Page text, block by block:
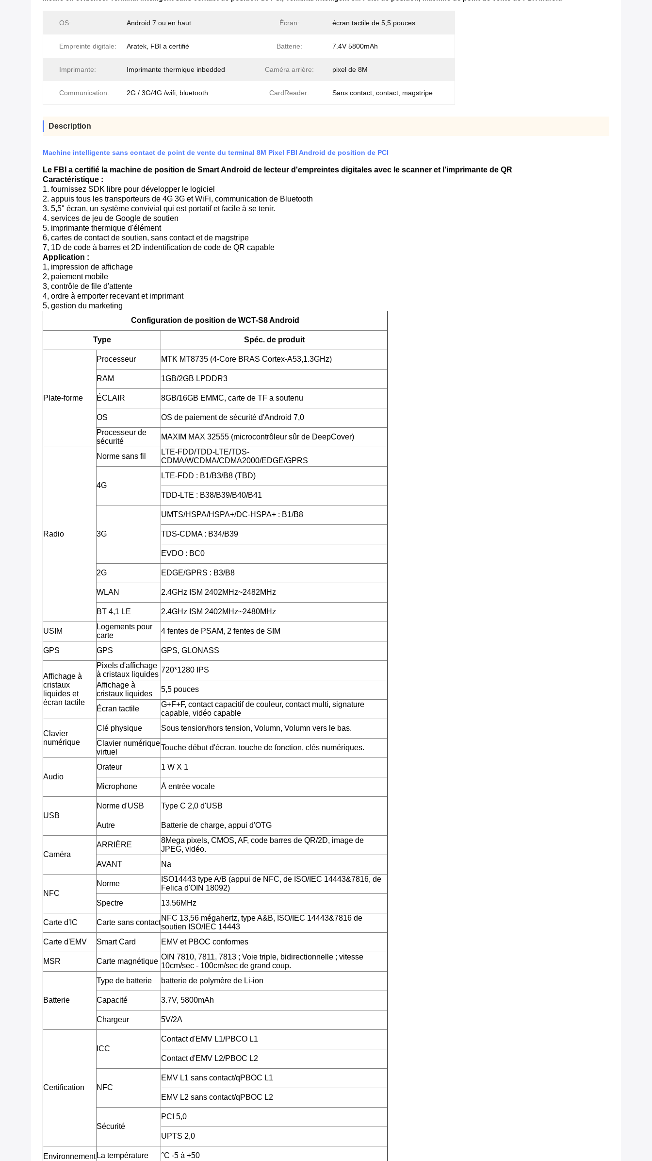
OS: Android 7 ou en haut Écran: écran tactile de 5,5 pouces
Empreinte digitale: Aratek, FBI a certifié Batterie: 7.4V 5800mAh
Imprimante: Imprimante thermique inbedded Caméra arrière: pixel de 8M
Communication: 2G / 3G/4G /wifi, bluetooth CardReader: Sans contact, contact, magstripe
Description
Machine intelligente sans contact de point de vente du terminal 8M Pixel FBI Android de position de PCI
Le FBI a certifié la machine de position de Smart Android de lecteur d'empreintes digitales avec le scanner et l'imprimante de QR
Caractéristique :
1. fournissez SDK libre pour développer le logiciel
2. appuis tous les transporteurs de 4G 3G et WiFi, communication de Bluetooth
3. 5,5" écran, un système convivial qui est portatif et facile à se tenir.
4. services de jeu de Google de soutien
5. imprimante thermique d'élément
6, cartes de contact de soutien, sans contact et de magstripe
7, 1D de code à barres et 2D indentification de code de QR capable
Application :
1, impression de affichage
2, paiement mobile
3, contrôle de file d'attente
4, ordre à emporter recevant et imprimant
5, gestion du marketing
Configuration de position de WCT-S8 Android
Type Spéc. de produit
Plate-forme
Processeur MTK MT8735 (4-Core BRAS Cortex-A53,1.3GHz)
RAM 1GB/2GB LPDDR3
ÉCLAIR 8GB/16GB EMMC, carte de TF a soutenu
OS
OS de paiement de sécurité d'Android 7,0
Processeur de
sécurité
MAXIM MAX 32555 (microcontrôleur sûr de DeepCover)
Radio
Norme sans fil
LTE-FDD/TDD-LTE/TDS-
CDMA/WCDMA/CDMA2000/EDGE/GPRS
4G
LTE-FDD : B1/B3/B8 (TBD)
TDD-LTE : B38/B39/B40/B41
3G
UMTS/HSPA/HSPA+/DC-HSPA+ : B1/B8
TDS-CDMA : B34/B39
EVDO : BC0
2G EDGE/GPRS : B3/B8
WLAN 2.4GHz ISM 2402MHz~2482MHz
BT 4,1 LE 2.4GHz ISM 2402MHz~2480MHz
USIM
Logements pour
carte
4 fentes de PSAM, 2 fentes de SIM
GPS GPS GPS, GLONASS
Affichage à
cristaux
liquides et
écran tactile
Pixels d'affichage
à cristaux liquides
720*1280 IPS
Affichage à
cristaux liquides
5,5 pouces
Écran tactile
G+F+F, contact capacitif de couleur, contact multi, signature
capable, vidéo capable
Clavier
numérique
Clé physique
Sous tension/hors tension, Volumn, Volumn vers le bas.
Clavier numérique
virtuel
Touche début d'écran, touche de fonction, clés numériques.
Audio
Orateur 1 W X 1
Microphone À entrée vocale
USB
Norme d'USB Type C 2,0 d'USB
Autre Batterie de charge, appui d'OTG
Caméra
ARRIÈRE
8Mega pixels, CMOS, AF, code barres de QR/2D, image de
JPEG, vidéo.
AVANT
Na
NFC
Norme
ISO14443 type A/B (appui de NFC, de ISO/IEC 14443&7816, de
Felica d'OIN 18092)
Spectre
13.56MHz
Carte d'IC Carte sans contact
NFC 13,56 mégahertz, type A&B, ISO/IEC 14443&7816 de
soutien ISO/IEC 14443
Carte d'EMV
Smart Card EMV et PBOC conformes
MSR Carte magnétique
OIN 7810, 7811, 7813 ; Voie triple, bidirectionnelle ; vitesse
10cm/sec - 100cm/sec de grand coup.
Batterie
Type de batterie batterie de polymère de Li-ion
Capacité 3.7V, 5800mAh
Chargeur 5V/2A
Certification
ICC
Contact d'EMV L1/PBCO L1
Contact d'EMV L2/PBOC L2
NFC
EMV L1 sans contact/qPBOC L1
EMV L2 sans contact/qPBOC L2
Sécurité
PCI 5,0
UPTS 2,0
Environnement La température °C -5 à +50